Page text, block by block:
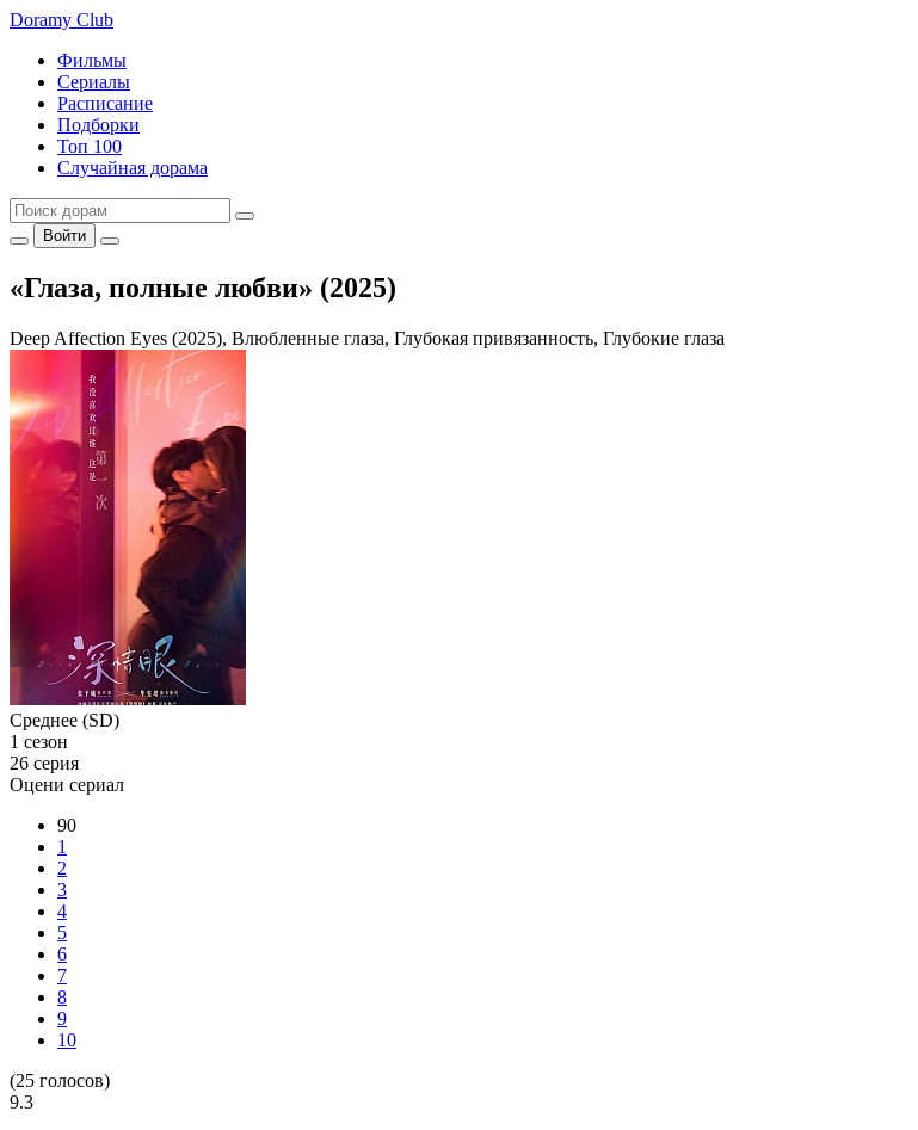
Doramy Club
Фильмы
Сериалы
Расписание
Подборки
Топ 100
Случайная дорама
Войти
«Глаза, полные любви» (2025)
Deep Affection Eyes (2025), Влюбленные глаза, Глубокая привязанность, Глубокие глаза
Среднее (SD)
1 сезон
26 серия
Оцени сериал
90
1
2
3
4
5
6
7
8
9
10
(25 голосов)
9.3